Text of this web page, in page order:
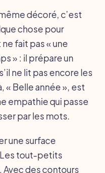
décoré, c’est
chose pour
ne fait pas « une
» : il prépare un
ne lit pas encore les
« Belle année », est
empathie qui passe
par les mots.
une surface
tout-petits
des contours